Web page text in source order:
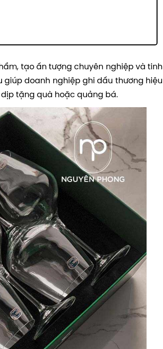
tạo ấn tượng chuyên nghiệp và tinh
giúp doanh nghiệp ghi dấu thương hiệu
tặng quà hoặc quảng bá.